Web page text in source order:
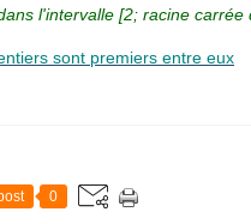
l'intervalle [2; racine carrée
sont premiers entre eux
0